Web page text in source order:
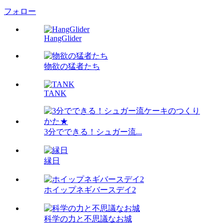
フォロー
HangGlider
物欲の猛者たち
TANK
3分でできる！シュガー流...
縁日
ホイップネギバースデイ2
科学の力と不思議なお城